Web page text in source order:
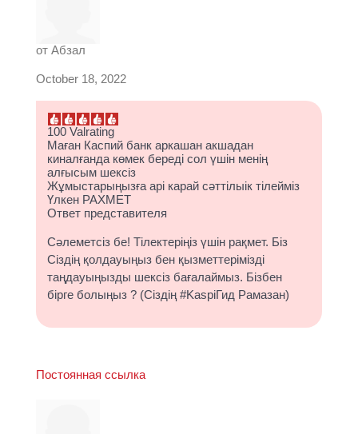
от Абзал
October 18, 2022
100 Valrating
Маған Каспий банк аркашан акшадан
киналғанда көмек береді сол үшін менің
алғысым шексіз
Жұмыстарыңызға арі карай сәттілыік тілейміз
Үлкен РАХМЕТ
Ответ представителя
Сәлеметсіз бе! Тілектеріңіз үшін рақмет. Біз
Сіздің қолдауыңыз бен қызметтерімізді
таңдауыңызды шексіз бағалаймыз. Бізбен
бірге болыңыз ? (Сіздің #KaspiГид Рамазан)
Постоянная ссылка